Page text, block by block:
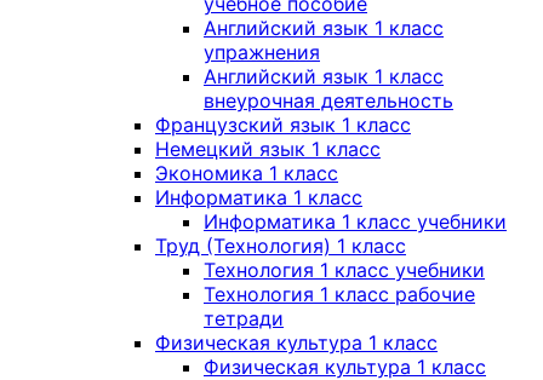
Английский язык 1 класс
упражнения
Английский язык 1 класс
внеурочная деятельность
Французский язык 1 класс
Немецкий язык 1 класс
Экономика 1 класс
Информатика 1 класс
Информатика 1 класс учебники
Труд (Технология) 1 класс
Технология 1 класс учебники
Технология 1 класс рабочие
тетради
Физическая культура 1 класс
Физическая культура 1 класс